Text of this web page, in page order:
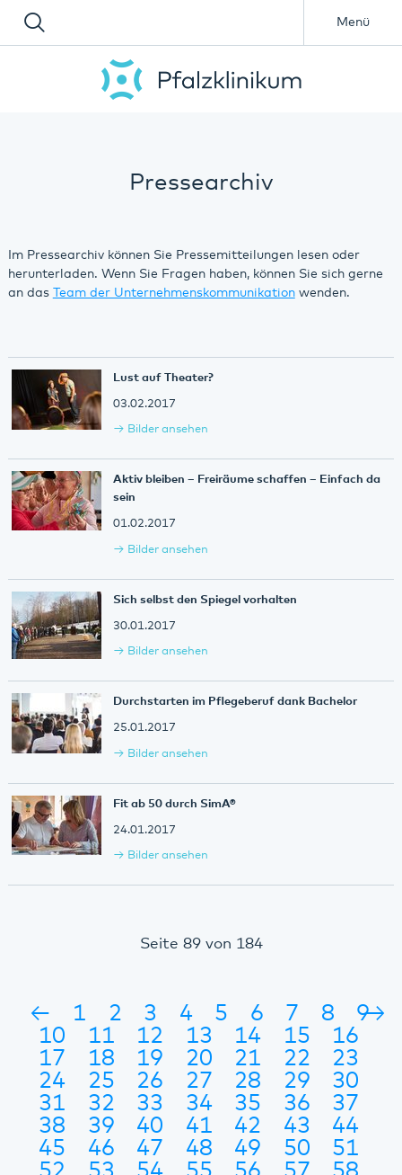
Menü
Pressearchiv
Im Pressearchiv können Sie Pressemitteilungen lesen oder
herunterladen. Wenn Sie Fragen haben, können Sie sich gerne
an das Team der Unternehmenskommunikationwenden.
Lust auf Theater?
03.02.2017
Bilder ansehen
Aktiv bleiben – Freiräume schaffen – Einfach da
sein
01.02.2017
Bilder ansehen
Sich selbst den Spiegel vorhalten
30.01.2017
Bilder ansehen
Durchstarten im Pflegeberuf dank Bachelor
25.01.2017
Bilder ansehen
Fit ab 50 durch SimA®
24.01.2017
Bilder ansehen
Seite 89 von 184
← 1 2 3 4 5 6 7 8
9
10
11 12 13 14 15
16
17
18 19 20 21 22
23
24
25 26 27 28 29
30
31
32 33 34 35 36
37
38
39 40 41 42 43
44
45
46 47 48 49 50
51
→